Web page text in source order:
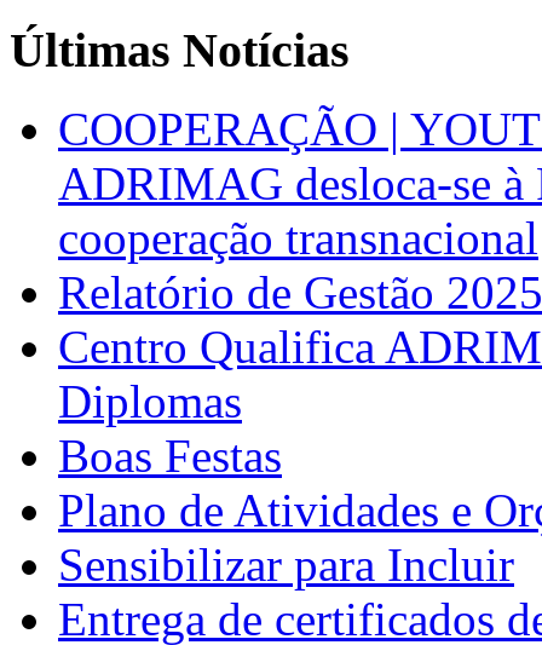
Últimas Notícias
COOPERAÇÃO |
ADRIMAG desloca-se
cooperação transnacional
Relatório de Gestão 2025
Centro Qualifica
Diplomas
Boas Festas
Plano de Atividades e
Sensibilizar para Incluir
Entrega de certificados